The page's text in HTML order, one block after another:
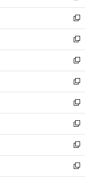
ウ
で
開
く
ン
ド
ウ
で
開
く
ウ
ィ
ン
ド
ウ
で
開
く
し
い
ウ
ィ
ン
ド
ウ
で
開
く
新
し
い
ウ
ィ
ン
ド
ウ
で
開
く
新
し
い
ウ
ィ
ン
ド
ウ
で
開
く
新
し
い
ウ
ィ
ン
ド
ウ
で
開
く
新
し
い
ウ
ィ
ン
ド
ウ
で
開
新
し
い
ウ
ィ
ン
ド
ウ
新
し
い
ウ
ィ
ン
新
し
い
ウ
新
し